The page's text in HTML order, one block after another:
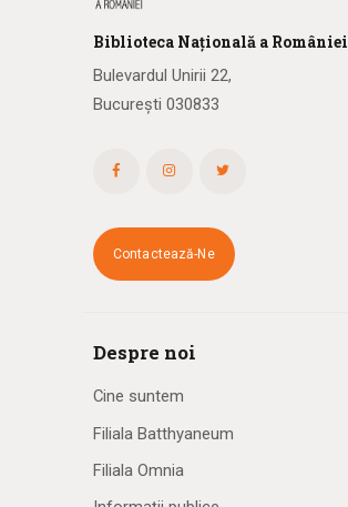
Biblioteca Națională a României
Bulevardul Unirii 22,
București 030833
Contactează-Ne
Despre noi
Cine suntem
Filiala Batthyaneum
Filiala Omnia